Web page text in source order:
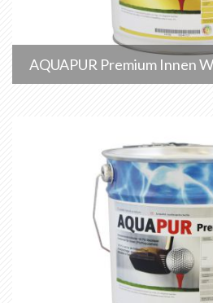
AQUAPUR Premium Innen